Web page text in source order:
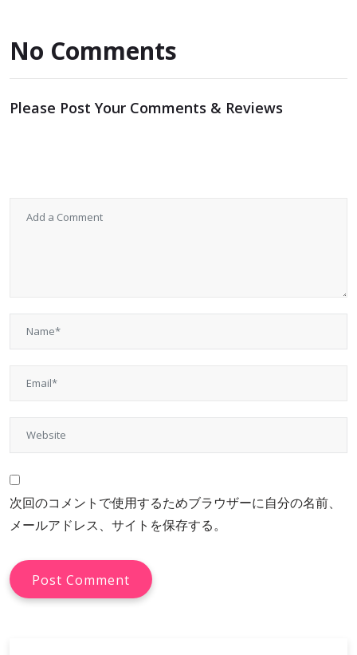
No Comments
Please Post Your Comments & Reviews
次回のコメントで使用するためブラウザーに自分の名前、
メールアドレス、サイトを保存する。